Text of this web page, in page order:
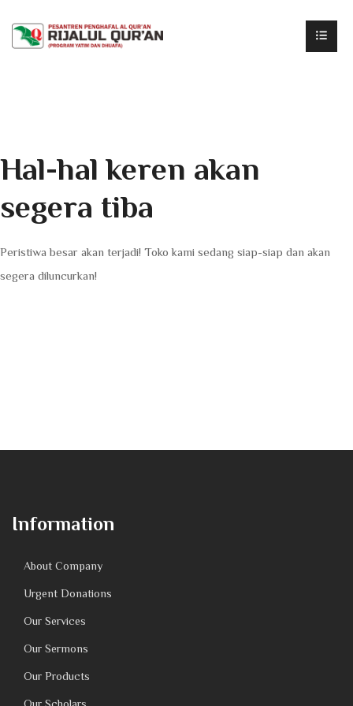
Hal-hal keren akan
segera tiba
Peristiwa besar akan terjadi! Toko kami sedang siap-siap dan akan
segera diluncurkan!
Information
About Company
Urgent Donations
Our Services
Our Sermons
Our Products